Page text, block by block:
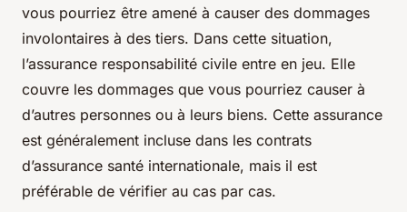
vous pourriez être amené à causer des dommages
involontaires à des tiers. Dans cette situation,
l’assurance responsabilité civile entre en jeu. Elle
couvre les dommages que vous pourriez causer à
d’autres personnes ou à leurs biens. Cette assurance
est généralement incluse dans les contrats
d’assurance santé internationale, mais il est
préférable de vérifier au cas par cas.